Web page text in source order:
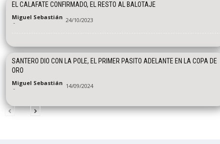
EL CALAFATE CONFIRMADO, EL RESTO AL BALOTAJE
Miguel Sebastián
- 24/10/2023
SANTERO DIO CON LA POLE, EL PRIMER PASITO ADELANTE EN LA COPA DE
ORO
Miguel Sebastián
- 14/09/2024